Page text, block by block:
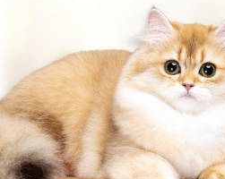
權轉讓予恩沛科技股份有限公司。
２．關於個人資料處理事宜，請瀏覽以下網
https://aftee.tw/terms/#terms3
３．未成年的使用者請事先徵得法定代理
「AFTEE先享後付」，若未經同意申辦者
任。
４．使用「AFTEE先享後付」時，將依據
時審查核予不同之上限額度；若仍有額度
請求用戶進行身份認證。
５．嚴禁一人註冊多個帳號或使用他人資
恩沛科技股份有限公司將有權停止該用戶